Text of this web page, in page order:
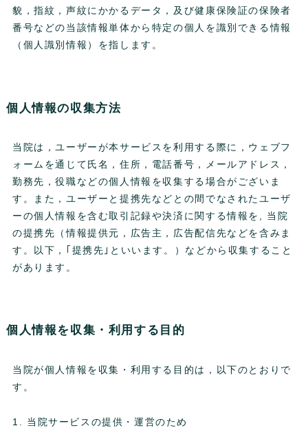
貌，指紋，声紋にかかるデータ，及び健康保険証の保険者
番号などの当該情報単体から特定の個人を識別できる情報
（個人識別情報）を指します。
個人情報の収集方法
当院は，ユーザーが本サービスを利用する際に，ウェブフ
ォームを通じて氏名，住所，電話番号，メールアドレス，
勤務先，役職などの個人情報を収集する場合がございま
す。また，ユーザーと提携先などとの間でなされたユーザ
ーの個人情報を含む取引記録や決済に関する情報を, 当院
の提携先（情報提供元，広告主，広告配信先などを含みま
す。以下，｢提携先｣といいます。）などから収集すること
があります。
個人情報を収集・利用する目的
当院が個人情報を収集・利用する目的は，以下のとおりで
す。
当院サービスの提供・運営のため